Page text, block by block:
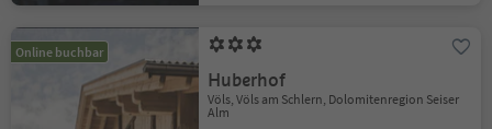
Online buchbar
Huberhof
Völs, Völs am Schlern, Dolomitenregion Seiser
Alm